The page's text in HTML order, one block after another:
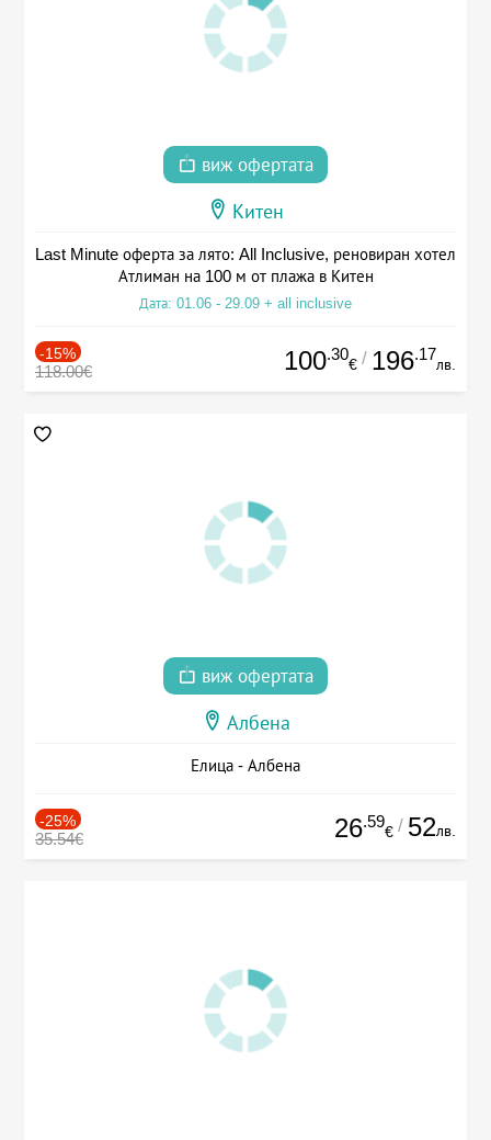
виж офертата
Китен
Last Minute оферта за лято: All Inclusive, реновиран хотел
Атлиман на 100 м от плажа в Китен
Дата: 01.06 - 29.09 + all inclusive
-15%
118.00€ 100.30
€ / 196.17
лв.
виж офертата
Албена
Елица - Албена
-25%
35.54€ 26.59
€ / 52лв.